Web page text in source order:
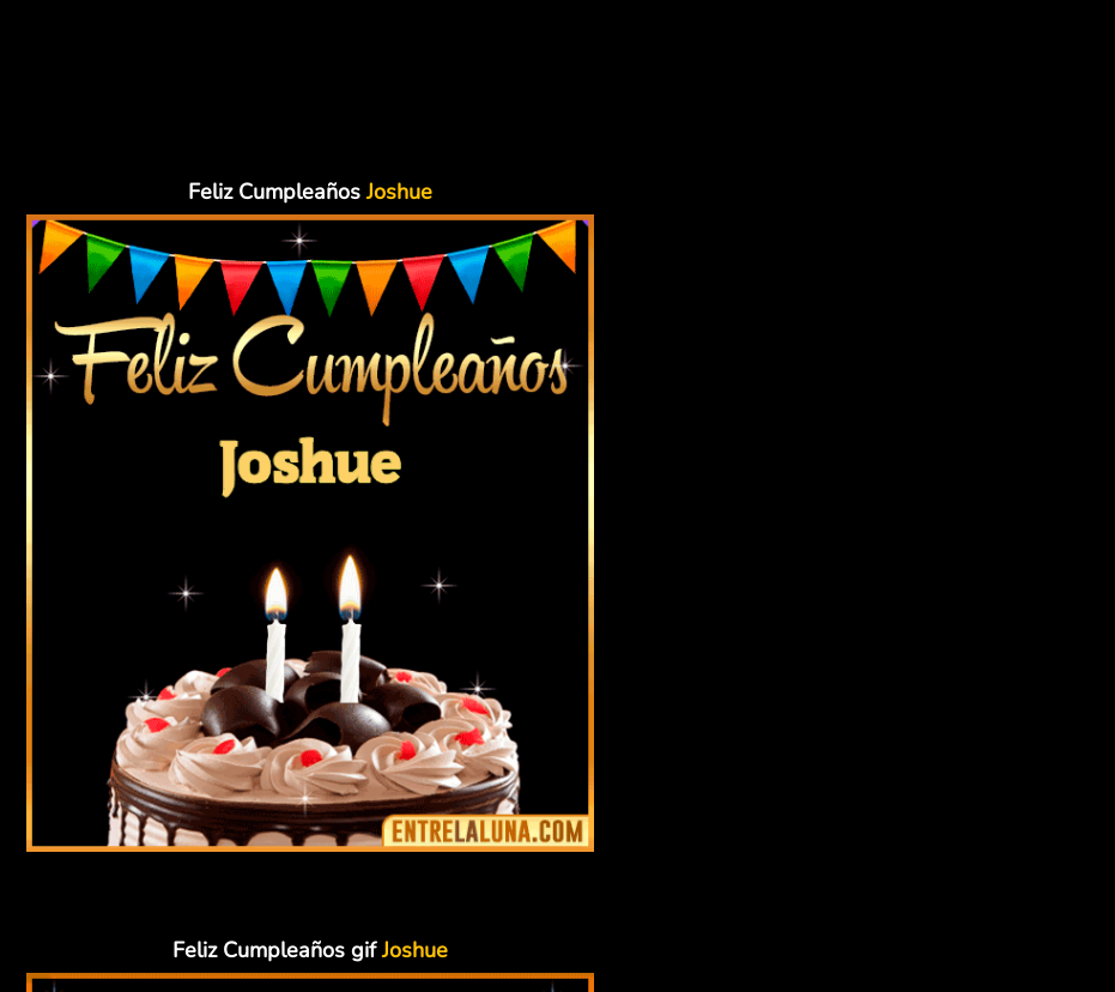
Feliz CumpleañosJoshue
Feliz Cumpleaños gifJoshue